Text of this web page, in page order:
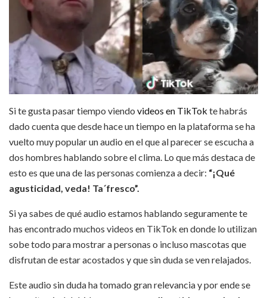
Si te gusta pasar tiempo viendo videos en TikTok te habrás
dado cuenta que desde hace un tiempo en la plataforma se ha
vuelto muy popular un audio en el que al parecer se escucha a
dos hombres hablando sobre el clima. Lo que más destaca de
esto es que una de las personas comienza a decir: “¡Qué
agusticidad, veda! Ta´fresco”.
Si ya sabes de qué audio estamos hablando seguramente te
has encontrado muchos videos en TikTok en donde lo utilizan
sobe todo para mostrar a personas o incluso mascotas que
disfrutan de estar acostados y que sin duda se ven relajados.
Este audio sin duda ha tomado gran relevancia y por ende se